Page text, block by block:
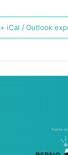
+ iCal / Outlook